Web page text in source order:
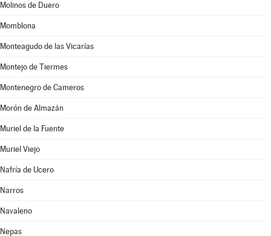
Molinos de Duero
Momblona
Monteagudo de las Vicarías
Montejo de Tiermes
Montenegro de Cameros
Morón de Almazán
Muriel de la Fuente
Muriel Viejo
Nafría de Ucero
Narros
Navaleno
Nepas